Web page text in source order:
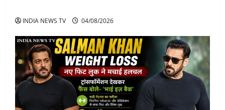
INDIA NEWS TV 04/08/2026